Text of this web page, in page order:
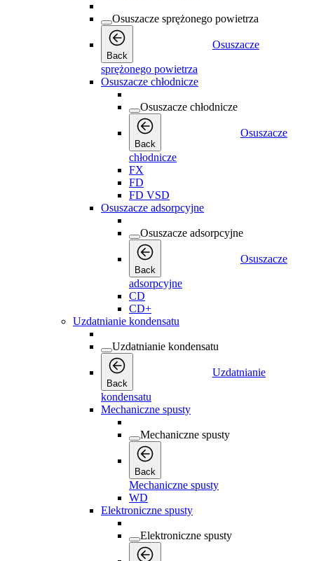
Osuszacze sprężonego powietrza
Back
Osuszacze
sprężonego powietrza
Osuszacze chłodnicze
Osuszacze chłodnicze
Back
Osuszacze
chłodnicze
FX
FD
FD VSD
Osuszacze adsorpcyjne
Osuszacze adsorpcyjne
Back
Osuszacze
adsorpcyjne
CD
CD+
Uzdatnianie kondensatu
Uzdatnianie kondensatu
Back
Uzdatnianie
kondensatu
Mechaniczne spusty
Mechaniczne spusty
Back
Mechaniczne spusty
WD
Elektroniczne spusty
Elektroniczne spusty